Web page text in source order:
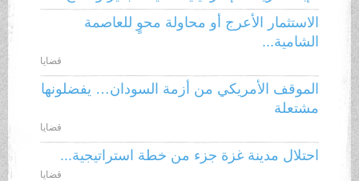
الاستثمار الأعرج أو محاولة محوٍ للعاصمة
الشامية...
قضايا
الموقف الأمريكي من أزمة السودان… يفضلونها
مشتعلة
قضايا
احتلال مدينة غزة جزء من خطة استراتيجية...
قضايا